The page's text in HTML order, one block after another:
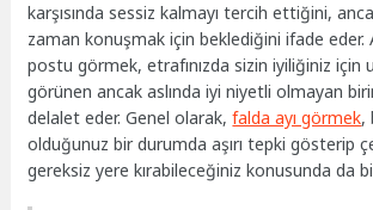
karşısında sessiz kalmayı tercih ettiğini,
zaman konuşmak için beklediğini ifade eder.
postu görmek, etrafınızda sizin iyiliğiniz için
görünen ancak aslında iyi niyetli olmayan
delalet eder. Genel olarak,falda ayı görmek,
olduğunuz bir durumda aşırı tepki gösterip
gereksiz yere kırabileceğiniz konusunda da bir